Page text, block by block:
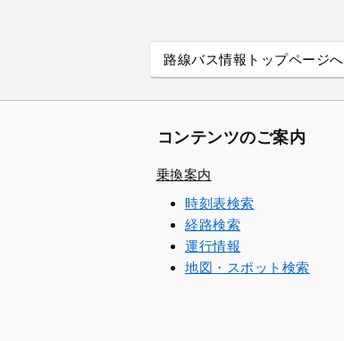
路線バス情報トップページへ
コンテンツのご案内
乗換案内
時刻表検索
経路検索
運行情報
地図・スポット検索